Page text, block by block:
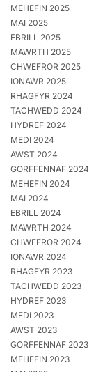
MEHEFIN 2025
MAI 2025
EBRILL 2025
MAWRTH 2025
CHWEFROR 2025
IONAWR 2025
RHAGFYR 2024
TACHWEDD 2024
HYDREF 2024
MEDI 2024
AWST 2024
GORFFENNAF 2024
MEHEFIN 2024
MAI 2024
EBRILL 2024
MAWRTH 2024
CHWEFROR 2024
IONAWR 2024
RHAGFYR 2023
TACHWEDD 2023
HYDREF 2023
MEDI 2023
AWST 2023
GORFFENNAF 2023
MEHEFIN 2023